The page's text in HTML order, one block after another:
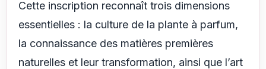
Cette inscription reconnaît trois dimensions
essentielles : la culture de la plante à parfum,
la connaissance des matières premières
naturelles et leur transformation, ainsi que l’art